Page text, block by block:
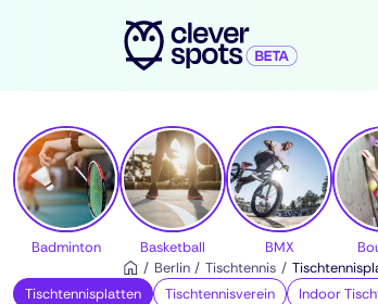
cleverspots - Sport
Badminton Basketball BMX
Berlin
Tischtennis
Tischtennisplatten
Tischtennisverein Indoor